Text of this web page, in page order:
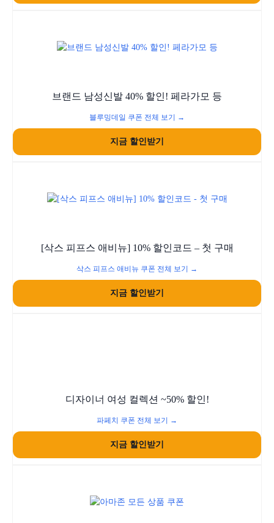
브랜드 남성신발 40% 할인! 페라가모 등
블루밍데일 쿠폰 전체 보기 →
지금 할인받기
[삭스 피프스 애비뉴] 10% 할인코드 – 첫 구매
삭스 피프스 애비뉴 쿠폰 전체 보기 →
지금 할인받기
디자이너 여성 컬렉션 ~50% 할인!
파페치 쿠폰 전체 보기 →
지금 할인받기